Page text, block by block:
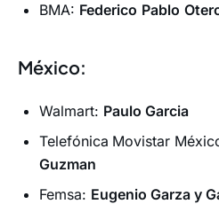
BMA: Federico Pablo
México:
Walmart: Paulo Garcia
Telefónica Movistar
Guzman
Femsa: Eugenio Garza y